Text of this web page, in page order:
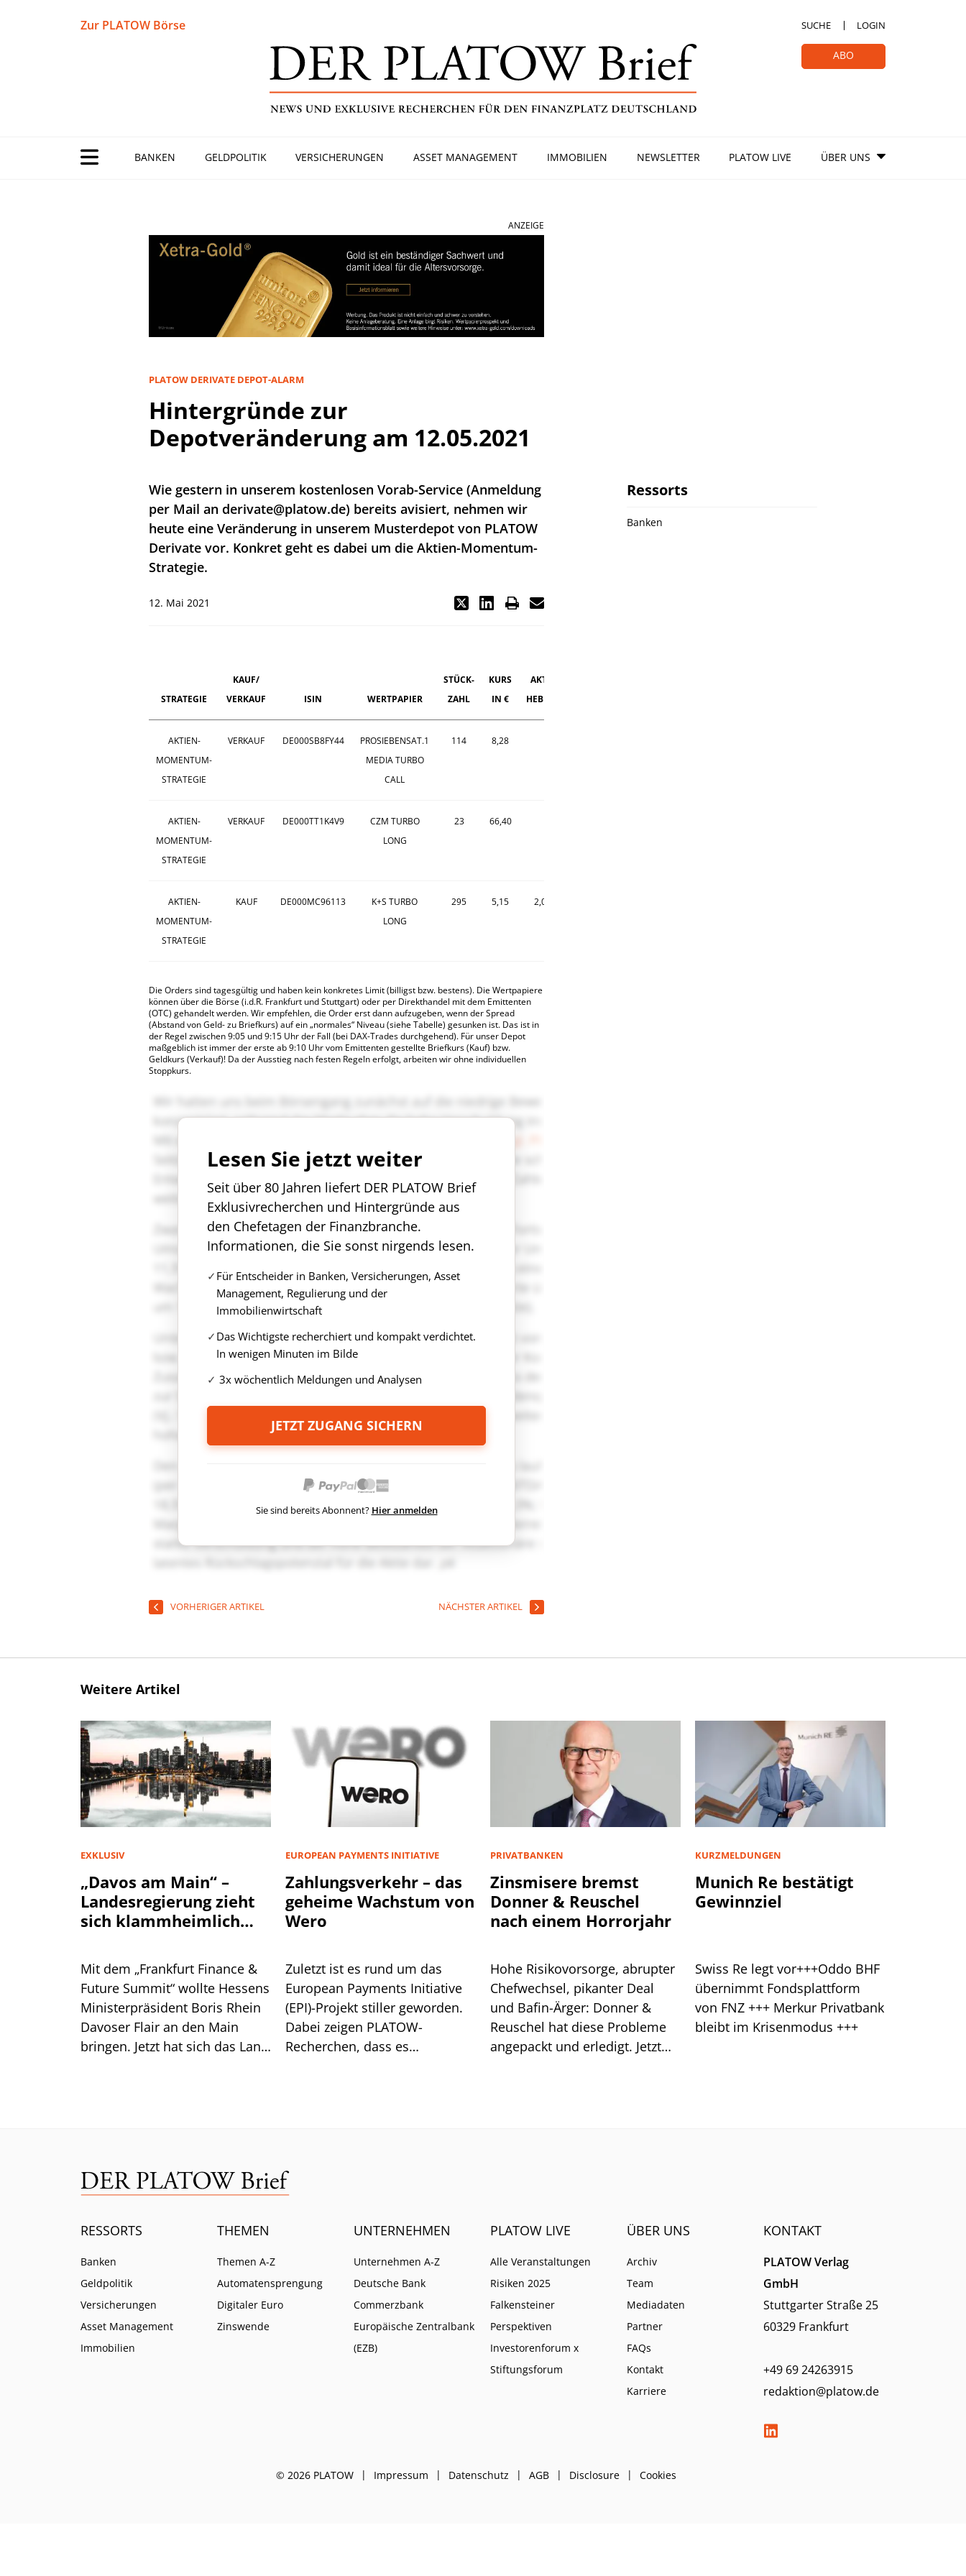
Zur PLATOW Börse SUCHE LOGIN
ABO
BANKEN GELDPOLITIK VERSICHERUNGEN ASSET MANAGEMENT IMMOBILIEN NEWSLETTER PLATOW LIVE ÜBER UNS
ANZEIGE
PLATOW DERIVATE DEPOT-ALARM
Hintergründe zur
Depotveränderung am 12.05.2021
Wie gestern in unserem kostenlosen Vorab-Service (Anmeldung
per Mail an derivate@platow.de) bereits avisiert, nehmen wir
heute eine Veränderung in unserem Musterdepot von PLATOW
Derivate vor. Konkret geht es dabei um die Aktien-Momentum-
Strategie.
12. Mai 2021
STRATEGIE
KAUF/
VERKAUF
ISIN WERTPAPIER
STÜCK-
ZAHL
KURS
IN €
AKT.
HEBEL
AKTIEN-
MOMENTUM-
STRATEGIE
VERKAUF DE000SB8FY44
PROSIEBENSAT.1
MEDIA TURBO
CALL
114 8,28
AKTIEN-
MOMENTUM-
STRATEGIE
VERKAUF DE000TT1K4V9
CZM TURBO
LONG
23 66,40
AKTIEN-
MOMENTUM-
STRATEGIE
KAUF DE000MC96113
K+S TURBO
LONG
295 5,15 2,0
Die Orders sind tagesgültig und haben kein konkretes Limit (billigst bzw. bestens). Die Wertpapiere
können über die Börse (i.d.R. Frankfurt und Stuttgart) oder per Direkthandel mit dem Emittenten
(OTC) gehandelt werden. Wir empfehlen, die Order erst dann aufzugeben, wenn der Spread
(Abstand von Geld- zu Briefkurs) auf ein „normales“ Niveau (siehe Tabelle) gesunken ist. Das ist in
der Regel zwischen 9:05 und 9:15 Uhr der Fall (bei DAX-Trades durchgehend). Für unser Depot
maßgeblich ist immer der erste ab 9:10 Uhr vom Emittenten gestellte Briefkurs (Kauf) bzw.
Geldkurs (Verkauf)! Da der Ausstieg nach festen Regeln erfolgt, arbeiten wir ohne individuellen
Stoppkurs.
Lesen Sie jetzt weiter
Seit über 80 Jahren liefert DER PLATOW Brief
Exklusivrecherchen und Hintergründe aus
den Chefetagen der Finanzbranche.
Informationen, die Sie sonst nirgends lesen.
Für Entscheider in Banken, Versicherungen, Asset
Management, Regulierung und der
Immobilienwirtschaft
Das Wichtigste recherchiert und kompakt verdichtet.
In wenigen Minuten im Bilde
3x wöchentlich Meldungen und Analysen
JETZT ZUGANG SICHERN
Sie sind bereits Abonnent? Hier anmelden
VORHERIGER ARTIKEL NÄCHSTER ARTIKEL
Ressorts
Banken
Weitere Artikel
EXKLUSIV
„Davos am Main“ –
Landesregierung zieht
sich klammheimlich
Mit dem „Frankfurt Finance &
Future Summit“ wollte Hessens
Ministerpräsident Boris Rhein
Davoser Flair an den Main
bringen. Jetzt hat sich das Land
EUROPEAN PAYMENTS INITIATIVE
Zahlungsverkehr – das
geheime Wachstum von
Wero
Zuletzt ist es rund um das
European Payments Initiative
(EPI)-Projekt stiller geworden.
Dabei zeigen PLATOW-
Recherchen, dass es
PRIVATBANKEN
Zinsmisere bremst
Donner & Reuschel
nach einem Horrorjahr
Hohe Risikovorsorge, abrupter
Chefwechsel, pikanter Deal
und Bafin-Ärger: Donner &
Reuschel hat diese Probleme
angepackt und erledigt. Jetzt
KURZMELDUNGEN
Munich Re bestätigt
Gewinnziel
Swiss Re legt vor+++Oddo BHF
übernimmt Fondsplattform
von FNZ +++ Merkur Privatbank
bleibt im Krisenmodus +++
RESSORTS
Banken
Geldpolitik
Versicherungen
Asset Management
Immobilien
THEMEN
Themen A-Z
Automatensprengung
Digitaler Euro
Zinswende
UNTERNEHMEN
Unternehmen A-Z
Deutsche Bank
Commerzbank
Europäische Zentralbank
(EZB)
PLATOW LIVE
Alle Veranstaltungen
Risiken 2025
Falkensteiner
Perspektiven
Investorenforum x
Stiftungsforum
ÜBER UNS
Archiv
Team
Mediadaten
Partner
FAQs
Kontakt
Karriere
KONTAKT
PLATOW Verlag
GmbH
Stuttgarter Straße 25
60329 Frankfurt
+49 69 24263915
redaktion@platow.de
© 2026 PLATOW Impressum Datenschutz AGB Disclosure Cookies